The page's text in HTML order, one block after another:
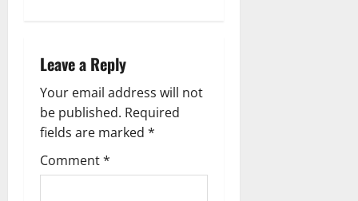
i
g
a
t
i
Leave a Reply
Your email address will not
be published. Required
fields are marked *
Comment*